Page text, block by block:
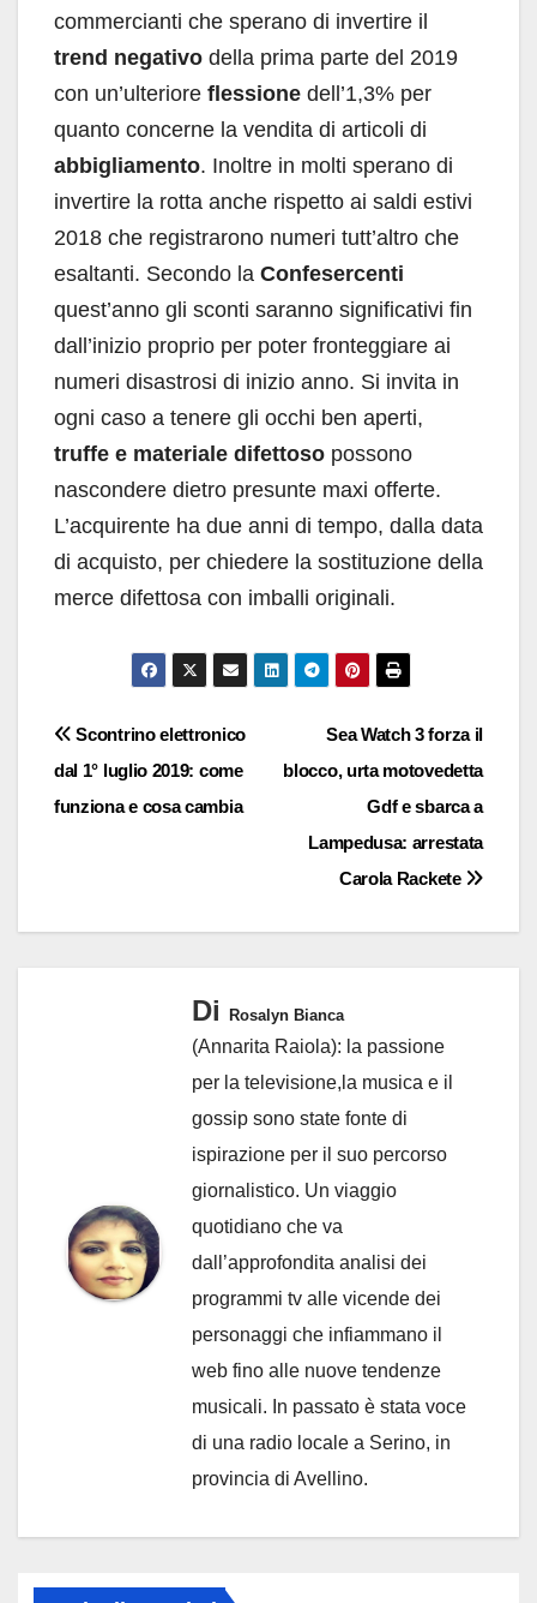
commercianti che sperano di invertire il
trend negativo della prima parte del 2019
con un’ulteriore flessione dell’1,3% per
quanto concerne la vendita di articoli di
abbigliamento. Inoltre in molti sperano di
invertire la rotta anche rispetto ai saldi estivi
2018 che registrarono numeri tutt’altro che
esaltanti. Secondo la Confesercenti
quest’anno gli sconti saranno significativi fin
dall’inizio proprio per poter fronteggiare ai
numeri disastrosi di inizio anno. Si invita in
ogni caso a tenere gli occhi ben aperti,
truffe e materiale difettoso possono
nascondere dietro presunte maxi offerte.
L’acquirente ha due anni di tempo, dalla data
di acquisto, per chiedere la sostituzione della
merce difettosa con imballi originali.
Navigazione
articoli
Sea Watch 3 forza il
blocco, urta motovedetta
Gdf e sbarca a
Lampedusa: arrestata
Carola Rackete
Scontrino elettronico
dal 1° luglio 2019: come
funziona e cosa cambia
Di Rosalyn Bianca
(Annarita Raiola): la passione
per la televisione,la musica e il
gossip sono state fonte di
ispirazione per il suo percorso
giornalistico. Un viaggio
quotidiano che va
dall’approfondita analisi dei
programmi tv alle vicende dei
personaggi che infiammano il
web fino alle nuove tendenze
musicali. In passato è stata voce
di una radio locale a Serino, in
provincia di Avellino.